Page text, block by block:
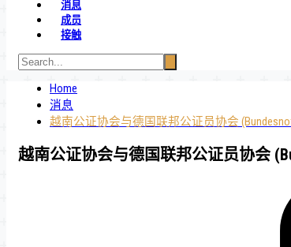
消息
成员
接触
Home
消息
越南公证协会与德国联邦公证员协会
越南公证协会与德国联邦公证员协会